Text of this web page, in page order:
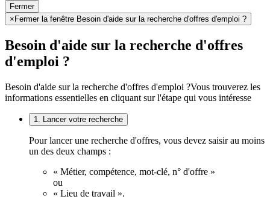
Fermer
×Fermer la fenêtre Besoin d'aide sur la recherche d'offres d'emploi ?
Besoin d'aide sur la recherche d'offres
d'emploi ?
Besoin d'aide sur la recherche d'offres d'emploi ?Vous trouverez les
informations essentielles en cliquant sur l'étape qui vous intéresse
1. Lancer votre recherche
Pour lancer une recherche d'offres, vous devez saisir au moins
un des deux champs :
« Métier, compétence, mot-clé, n° d'offre »
ou
« Lieu de travail ».